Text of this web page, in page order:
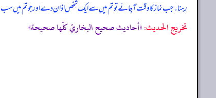
رہنا۔ جب نماز کا وقت آ جائے تو تم میں سے ایک شخص اذان دے اور جو تم میں
تخریج الحدیث:«أحاديث صحيح البخاريّ كلّها صحيحة»